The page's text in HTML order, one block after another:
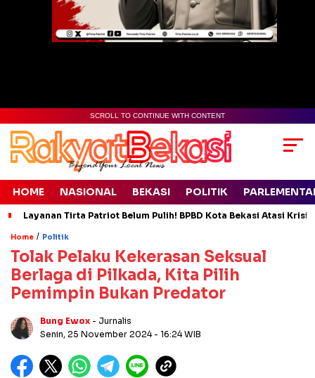
SCROLL TO CONTINUE WITH CONTENT
HOME NASIONAL BEKASI POLITIK
Layanan Tirta Patriot Belum Pulih! BPBD Kota Bekasi Atasi
Home / Politik
Tolak Pelaku Kekerasan Seksual
Berlaga di Pilkada, Kita Pilih
Pemimpin Bukan Predator
Bung Ewox - Jurnalis
Senin, 25 November 2024 - 16:24 WIB